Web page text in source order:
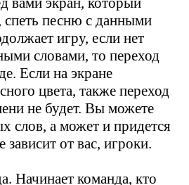
спеть песню с данными
игру, если нет
словами, то переход
Если на экране
цвета, также переход
не будет. Вы можете
слов, а может и придется
зависит от вас, игроки.
Начинает команда, кто